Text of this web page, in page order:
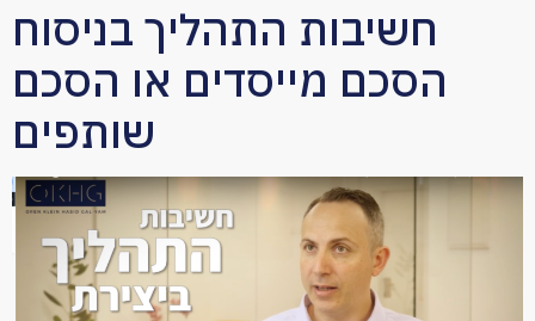
חשיבות התהליך בניסוח
הסכם מייסדים או הסכם
שותפים